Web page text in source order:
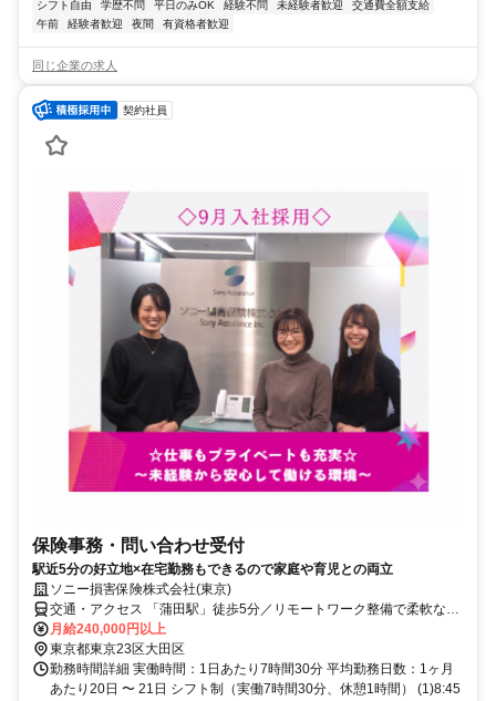
シフト自由
学歴不問 平日のみOK 経験不問 未経験者歓迎
交通費全額支給
午前
経験者歓迎 夜間 有資格者歓迎
同じ企業の求人
契約社員
保険事務・問い合わせ受付
駅近5分の好立地×在宅勤務もできるので家庭や育児との両立
ソニー損害保険株式会社(東京)
交通・アクセス 「蒲田駅」徒歩5分／リモートワーク整備で柔軟な働
き方にも対応※業務定着の様子や繁忙度により頻度調整あり
月給240,000円以上
東京都東京23区大田区
勤務時間詳細 実働時間：1日あたり7時間30分 平均勤務日数：1ヶ月
あたり20日 〜 21日 シフト制（実働7時間30分、休憩1時間） (1)8:45